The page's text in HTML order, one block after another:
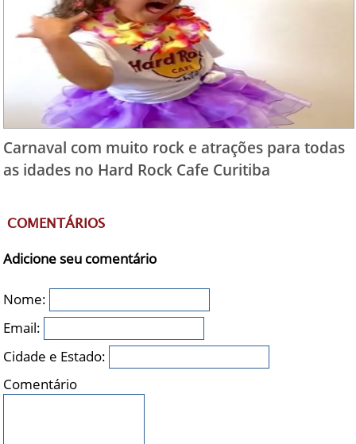
Carnaval com muito rock e atrações para todas
as idades no Hard Rock Cafe Curitiba
COMENTÁRIOS
Adicione seu comentário
Nome:
Email:
Cidade e Estado:
Comentário